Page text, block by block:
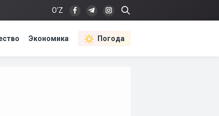
O‘Z
Экономика Погода